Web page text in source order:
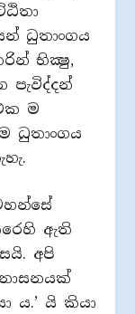
ධුතාංගය
භික්‍ෂු,
පැවිද්දන්
ම
ධුතාංගය
ඇති
අපි
ය.’ යි කියා